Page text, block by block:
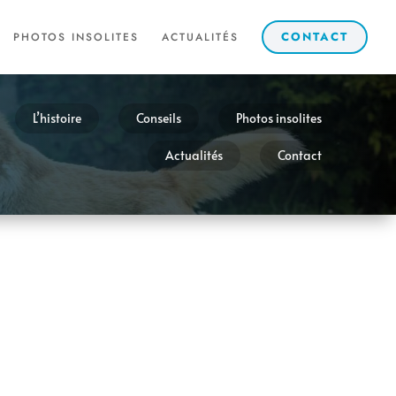
PHOTOS INSOLITES ACTUALITÉS CONTACT
L’histoire Conseils Photos insolites
Actualités Contact